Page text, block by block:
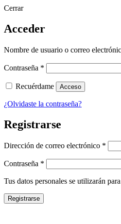
Cerrar
Acceder
Nombre de usuario o correo
Contraseña *
Recuérdame Acceso
¿Olvidaste la contraseña?
Registrarse
Dirección de correo electrónico *
Contraseña *
Tus datos personales se utilizarán
Registrarse